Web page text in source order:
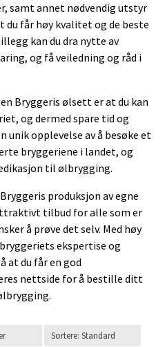
samt annet nødvendig utstyr
får høy kvalitet og de beste
kan du dra nytte av
og få veiledning og råd i
Bryggeris ølsett er at du kan
og dermed spare tid og
opplevelse av å besøke et
bryggeriene i landet, og
til ølbrygging.
produksjon av egne
tilbud for alle som er
å prøve det selv. Med høy
ekspertise og
at du får en god
nettside for å bestille ditt